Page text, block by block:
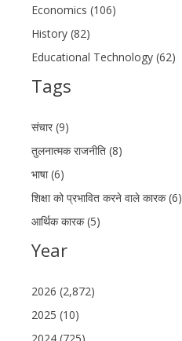
Economics (106)
History (82)
Educational Technology (62)
Tags
संचार (9)
तुलनात्मक राजनीति (8)
भाषा (6)
शिक्षा को प्रभावित करने वाले कारक (6)
आर्थिक कारक (5)
Year
2026 (2,872)
2025 (10)